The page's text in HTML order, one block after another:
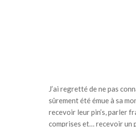
J’ai regretté de ne pas
sûrement été émue à sa
recevoir leur pin’s, parler
comprises et… recevoir un